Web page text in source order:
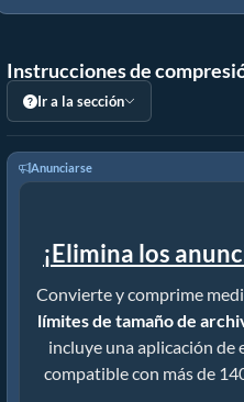
Instrucciones de
Ir a la sección
Anunciarse
¡Elimina los
Convierte y comprime
límites de tamaño de
incluye una aplicación
compatible con más de